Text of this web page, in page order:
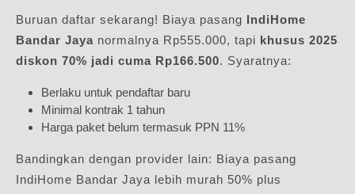
Buruan daftar sekarang! Biaya pasang IndiHome
Bandar Jaya normalnya Rp555.000, tapi khusus 2025
diskon 70% jadi cuma Rp166.500. Syaratnya:
Berlaku untuk pendaftar baru
Minimal kontrak 1 tahun
Harga paket belum termasuk PPN 11%
Bandingkan dengan provider lain: Biaya pasang
IndiHome Bandar Jaya lebih murah 50% plus